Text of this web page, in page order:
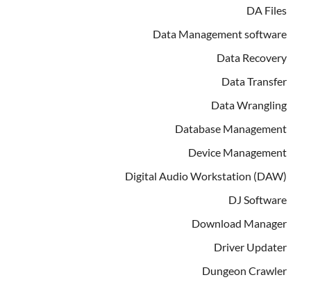
DA Files
Data Management software
Data Recovery
Data Transfer
Data Wrangling
Database Management
Device Management
Digital Audio Workstation (DAW)
DJ Software
Download Manager
Driver Updater
Dungeon Crawler